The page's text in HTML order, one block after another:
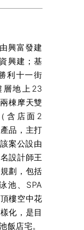
興富發建
興建；基
利十一街
層地上23
棟摩天雙
含店面2
品，主打
案公設由
設計師王
劃，包括
池、SPA
樓空中花
化，是目
飯店宅。